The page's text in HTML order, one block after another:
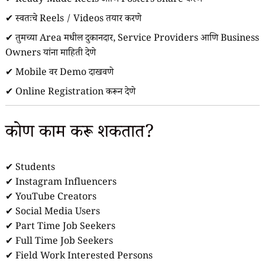
✔ स्वतःचे Reels / Videos तयार करणे
✔ तुमच्या Area मधील दुकानदार, Service Providers आणि Business
Owners यांना माहिती देणे
✔ Mobile वर Demo दाखवणे
✔ Online Registration करून देणे
कोण काम करू शकतात?
✔ Students
✔ Instagram Influencers
✔ YouTube Creators
✔ Social Media Users
✔ Part Time Job Seekers
✔ Full Time Job Seekers
✔ Field Work Interested Persons